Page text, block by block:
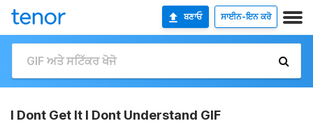
ਬਣਾਓ ਸਾਈਨ-ਇਨ ਕਰੋ
I Dont Get It I Dont Understand GIF